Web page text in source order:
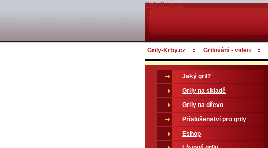
Grily-Krby.cz
Grily-Krby.cz Grilování - video
Jaký gril?
Grily na skladě
Grily na dřevo
Příslušenství pro grily
Eshop